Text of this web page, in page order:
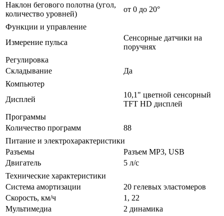
Наклон бегового полотна (угол,
количество уровней)
от 0 до 20°
Функции и управление
Измерение пульса
Сенсорные датчики на
поручнях
Регулировка
Складывание
Да
Компьютер
Дисплей
10,1" цветной сенсорный
TFT HD дисплей
Программы
Количество программ
88
Питание и электрохарактеристики
Разъемы
Разъем MP3, USB
Двигатель
5 л/с
Технические характеристики
Система амортизации
20 гелевых эластомеров
Скорость, км/ч
1, 22
Мультимедиа
2 динамика